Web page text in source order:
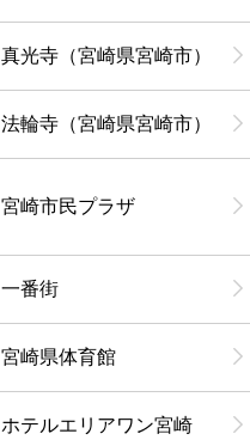
真光寺（宮崎県宮崎市）
法輪寺（宮崎県宮崎市）
宮崎市民プラザ
一番街
宮崎県体育館
ホテルエリアワン宮崎